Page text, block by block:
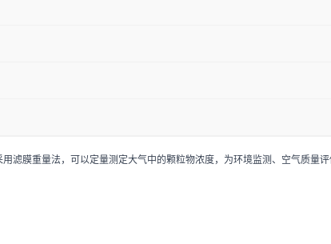
膜重量法，可以定量测定大气中的颗粒物浓度，为环境监测、空气质量